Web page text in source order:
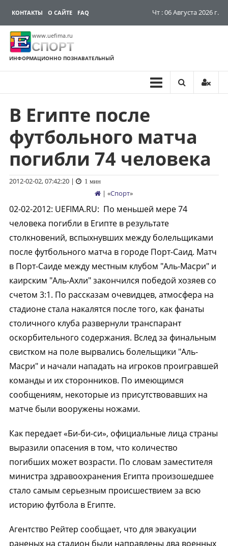
КОНТАКТЫ О САЙТЕ FAQ Чт : 06 Августа 2026 г.
www.uefima.ru
СПОРТ
ИНФОРМАЦИОННО ПОЗНАВАТЕЛЬНЫЙ
Перейти
содержимому
В Египте после
футбольного матча
погибли 74 человека
2012-02-02, 07:42:20| 1 мин
| «Спорт»
02-02-2012: UEFIMA.RU: По меньшей мере 74
человека погибли в Египте в результате
столкновений, вспыхнувших между болельщиками
после футбольного матча в городе Порт-Саид. Матч
в Порт-Саиде между местным клубом "Аль-Масри" и
каирским "Аль-Ахли" закончился победой хозяев со
счетом 3:1. По рассказам очевидцев, атмосфера на
стадионе стала накалятся после того, как фанаты
столичного клуба развернули транспарант
оскорбительного содержания. Вслед за финальным
свистком на поле вырвались болельщики "Аль-
Масри" и начали нападать на игроков проигравшей
команды и их сторонников. По имеющимся
сообщениям, некоторые из присутствовавших на
матче были вооружены ножами.
Как передает «Би-би-си», официальные лица страны
выразили опасения в том, что количество
погибших может возрасти. По словам заместителя
министра здравоохранения Египта произошедшее
стало самым серьезным происшествием за всю
историю футбола в Египте.
Агентство Рейтер сообщает, что для эвакуации
раненых на стадион были направлены два военных